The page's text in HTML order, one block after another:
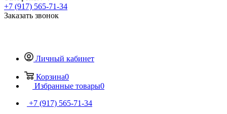
+7 (917) 565-71-34
Заказать звонок
Личный кабинет
Корзина0
Избранные товары0
+7 (917) 565-71-34